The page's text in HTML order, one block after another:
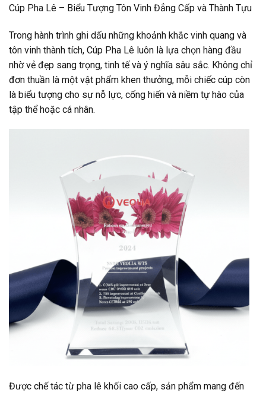
Cúp Pha Lê – Biểu Tượng Tôn Vinh Đẳng Cấp và Thành Tựu
Trong hành trình ghi dấu những khoảnh khắc vinh quang và
tôn vinh thành tích, Cúp Pha Lê luôn là lựa chọn hàng đầu
nhờ vẻ đẹp sang trọng, tinh tế và ý nghĩa sâu sắc. Không chỉ
đơn thuần là một vật phẩm khen thưởng, mỗi chiếc cúp còn
là biểu tượng cho sự nỗ lực, cống hiến và niềm tự hào của
tập thể hoặc cá nhân.
Được chế tác từ pha lê khối cao cấp, sản phẩm mang đến